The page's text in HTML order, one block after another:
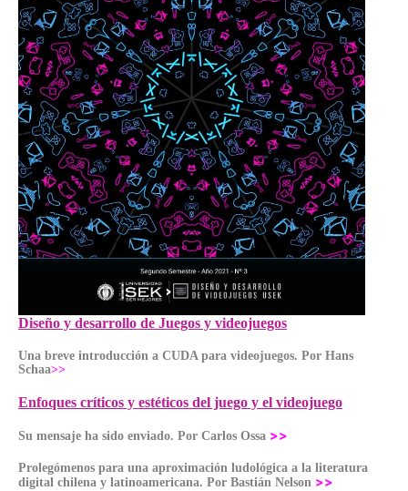
Diseño y desarrollo de Juegos y videojuegos
Una breve introducción a CUDA para videojuegos. Por Hans
Schaa>>
Enfoques críticos y estéticos del juego y el videojuego
Su mensaje ha sido enviado. Por Carlos Ossa >>
Prolegómenos para una aproximación ludológica a la literatura
digital chilena y latinoamericana. Por Bastián Nelson >>